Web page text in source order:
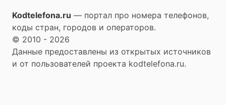
Kodtelefona.ru — портал про номера телефонов,
коды стран, городов и операторов.
© 2010 - 2026
Данные предоставлены из открытых источников
и от пользователей проекта kodtelefona.ru.